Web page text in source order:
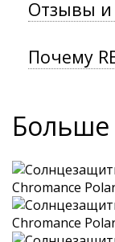
Отзывы
Почему
Больше